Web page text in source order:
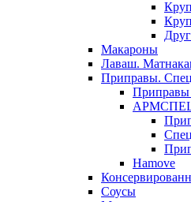
Макароны
Лаваш.
Приправы.
Приправы
Hamove
Соусы